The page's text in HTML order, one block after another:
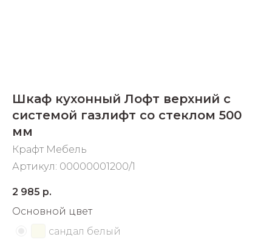
Шкаф кухонный Лофт верхний с
системой газлифт со стеклом 500
мм
Крафт Мебель
Артикул: 00000001200/1
2 985 р.
Основной цвет
сандал белый
75
по25 %
Подробнее
об оплате Плайтом